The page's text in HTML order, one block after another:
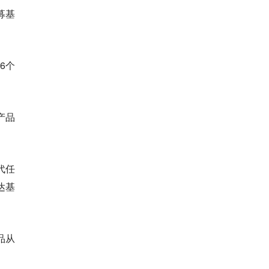
基
个
品
任
基
从